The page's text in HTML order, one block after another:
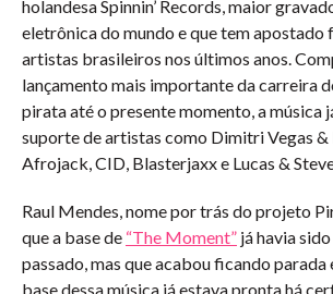
holandesaSpinnin’ Records, maior
eletrônica do mundo e que tem apostado
artistas brasileiros nos últimos anos.
lançamento mais importante da carreira
pirata até o presente momento, a música
suporte de artistas como Dimitri Vegas
Afrojack, CID, Blasterjaxx e Lucas &
Raul Mendes, nome por trás do projeto
que a base de “The Moment” já havia
passado, mas que acabou ficando parada
base dessa música já estava pronta há